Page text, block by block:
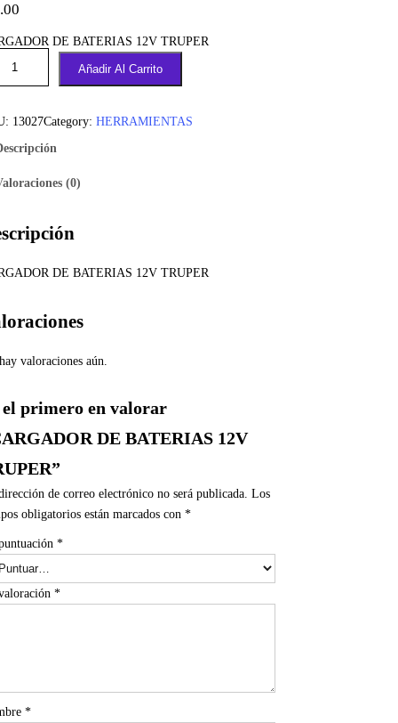
DE BATERIAS 12V TRUPER
Añadir Al Carrito
13027Category: HERRAMIENTAS
(0)
DE BATERIAS 12V TRUPER
valoraciones aún.
el primero en valorar
DE BATERIAS 12V
de correo electrónico no será publicada. Los
obligatorios están marcados con *
*
*
*